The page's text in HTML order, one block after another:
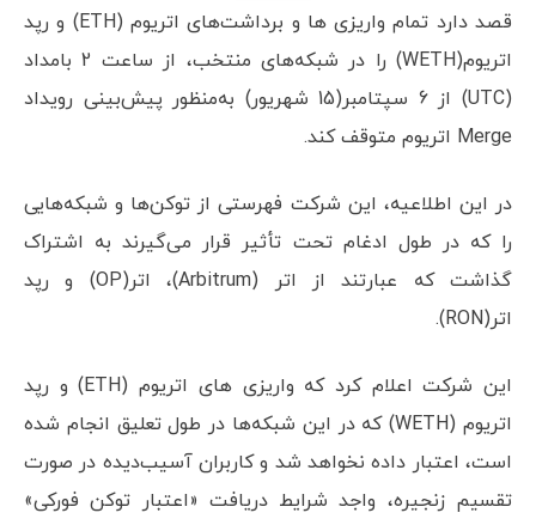
قصد دارد تمام واریزی ها و برداشت‌های اتریوم (ETH) و رپد
اتریوم(WETH) را در شبکه‌های منتخب، از ساعت 2 بامداد
(UTC) از 6 سپتامبر(15 شهریور) به‌منظور پیش‌بینی رویداد
Merge اتریوم متوقف کند.
در این اطلاعیه، این شرکت فهرستی از توکن‌ها و شبکه‌هایی
را که در طول ادغام تحت تأثیر قرار می‌گیرند به اشتراک
گذاشت که عبارتند از اتر (Arbitrum)، اتر(OP) و رپد
اتر(RON).
این شرکت اعلام کرد که واریزی های اتریوم (ETH) و رپد
اتریوم (WETH) که در این شبکه‌ها در طول تعلیق انجام شده
است، اعتبار داده نخواهد شد و کاربران آسیب‌دیده در صورت
تقسیم زنجیره، واجد شرایط دریافت «اعتبار توکن فورکی»